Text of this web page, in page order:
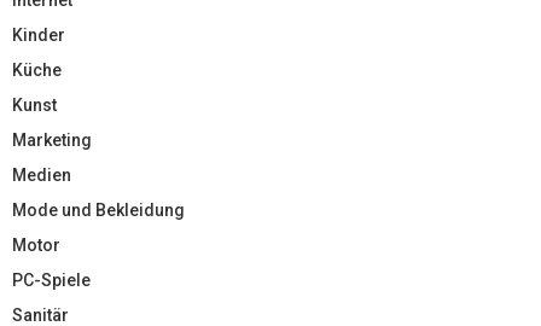
Kinder
Küche
Kunst
Marketing
Medien
Mode und Bekleidung
Motor
PC-Spiele
Sanitär